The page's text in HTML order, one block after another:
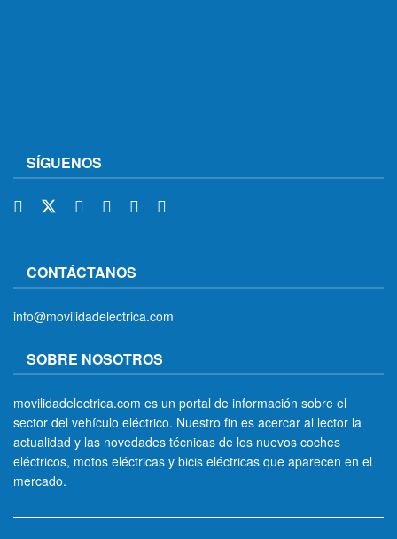
SÍGUENOS
CONTÁCTANOS
info@movilidadelectrica.com
SOBRE NOSOTROS
movilidadelectrica.com es un portal de información sobre el
sector del vehículo eléctrico. Nuestro fin es acercar al lector la
actualidad y las novedades técnicas de los nuevos coches
eléctricos, motos eléctricas y bicis eléctricas que aparecen en el
mercado.